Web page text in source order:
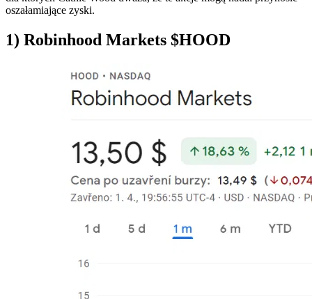
oszałamiające zyski.
1) Robinhood Markets $HOOD